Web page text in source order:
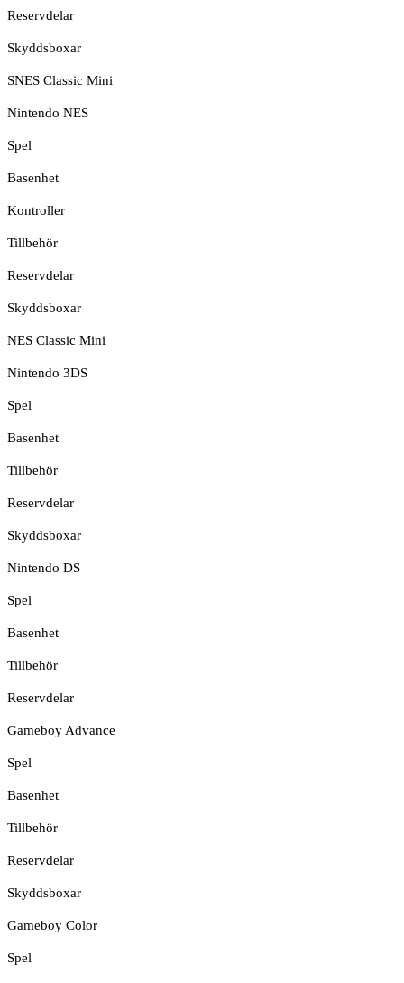
Reservdelar
Skyddsboxar
SNES Classic Mini
Nintendo NES
Spel
Basenhet
Kontroller
Tillbehör
Reservdelar
Skyddsboxar
NES Classic Mini
Nintendo 3DS
Spel
Basenhet
Tillbehör
Reservdelar
Skyddsboxar
Nintendo DS
Spel
Basenhet
Tillbehör
Reservdelar
Gameboy Advance
Spel
Basenhet
Tillbehör
Reservdelar
Skyddsboxar
Gameboy Color
Spel